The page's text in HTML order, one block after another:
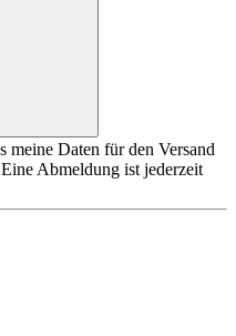
meine Daten für den Versand
Abmeldung ist jederzeit